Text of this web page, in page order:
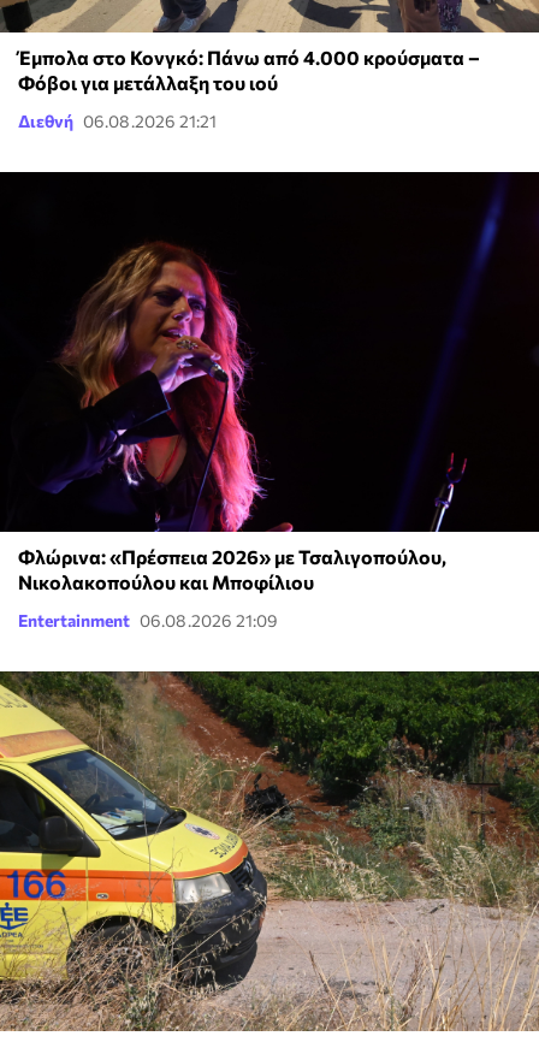
Έμπολα στο Κονγκό: Πάνω από 4.000 κρούσματα –
Φόβοι για μετάλλαξη του ιού
Διεθνή 06.08.2026 21:21
Φλώρινα: «Πρέσπεια 2026» με Τσαλιγοπούλου,
Νικολακοπούλου και Μποφίλιου
Entertainment 06.08.2026 21:09